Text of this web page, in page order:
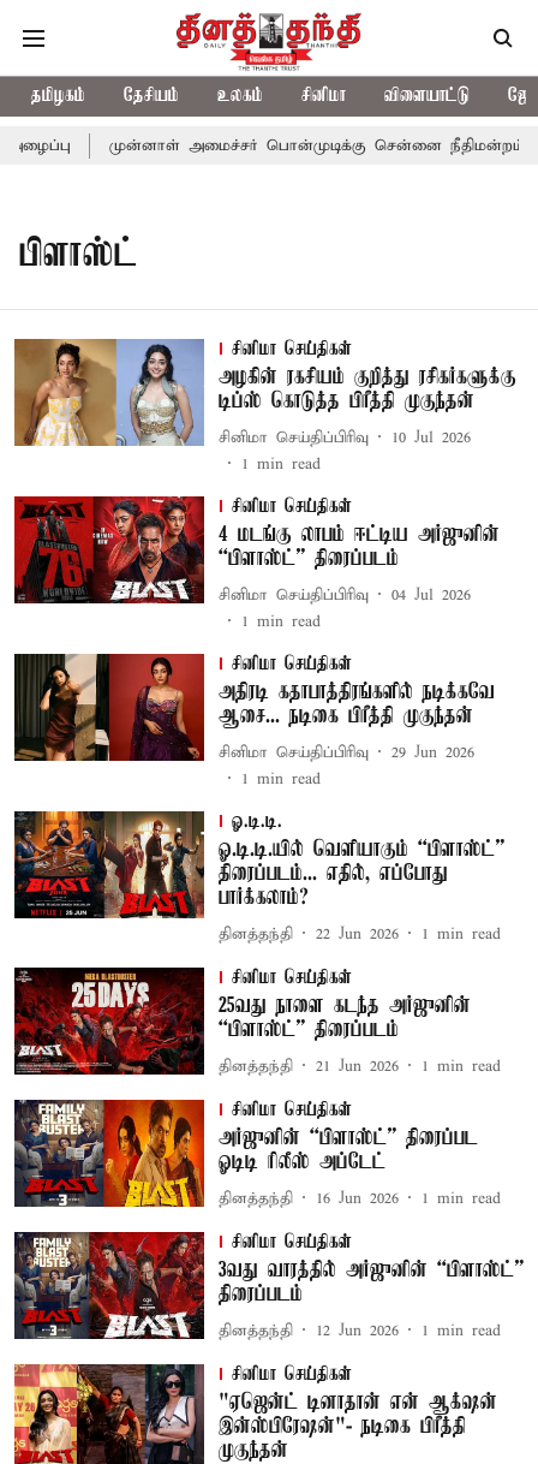
தமிழகம் தேசியம் உலகம் சினிமா விளையாட்டு
முன்னாள் அமைச்சர் பொன்முடிக்கு சென்னை நீதிமன்றம்
பிளாஸ்ட்
சினிமா செய்திகள்
அழகின் ரகசியம் குறித்து ரசிகர்களுக்கு
டிப்ஸ் கொடுத்த பிரீத்தி முகுந்தன்
சினிமா செய்திப்பிரிவு
10 Jul 2026
1 min read
சினிமா செய்திகள்
4 மடங்கு லாபம் ஈட்டிய அர்ஜுனின்
“பிளாஸ்ட்” திரைப்படம்
சினிமா செய்திப்பிரிவு
04 Jul 2026
1 min read
சினிமா செய்திகள்
அதிரடி கதாபாத்திரங்களில் நடிக்கவே
ஆசை... நடிகை பிரீத்தி முகுந்தன்
சினிமா செய்திப்பிரிவு
29 Jun 2026
1 min read
ஓ.டி.டி.
ஓ.டி.டி.யில் வெளியாகும் “பிளாஸ்ட்”
திரைப்படம்... எதில், எப்போது
பார்க்கலாம்?
தினத்தந்தி 22 Jun 2026 1 min read
சினிமா செய்திகள்
25வது நாளை கடந்த அர்ஜுனின்
“பிளாஸ்ட்” திரைப்படம்
தினத்தந்தி 21 Jun 2026 1 min read
சினிமா செய்திகள்
அர்ஜுனின் “பிளாஸ்ட்” திரைப்பட
ஓடிடி ரிலீஸ் அப்டேட்
தினத்தந்தி 16 Jun 2026 1 min read
சினிமா செய்திகள்
3வது வாரத்தில் அர்ஜுனின் “பிளாஸ்ட்”
திரைப்படம்
தினத்தந்தி 12 Jun 2026 1 min read
சினிமா செய்திகள்
"ஏஜென்ட் டினாதான் என் ஆக்‌ஷன்
இன்ஸ்பிரேஷன்"- நடிகை பிரீத்தி
முகுந்தன்